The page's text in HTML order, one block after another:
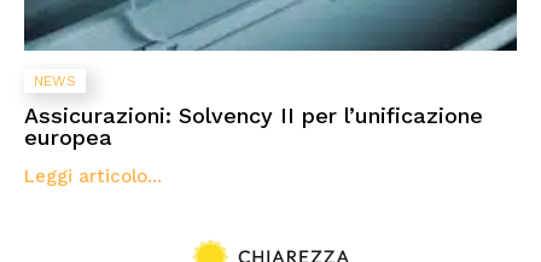
NEWS
Assicurazioni: Solvency II per l’unificazione
europea
Leggi articolo...